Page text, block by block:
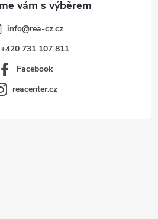
info@rea-cz.cz
+420 731 107 811
Facebook
reacenter.cz